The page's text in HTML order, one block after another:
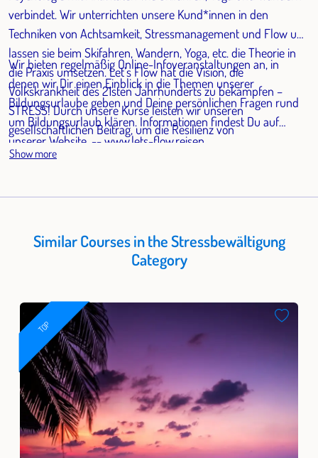
verbindet. Wir unterrichten unsere Kund*innen in den
Techniken von Achtsamkeit, Stressmanagement und Flow und
lassen sie beim Skifahren, Wandern, Yoga, etc. die Theorie in
die Praxis umsetzen. Let’s Flow hat die Vision, die
Volkskrankheit des 21sten Jahrhunderts zu bekämpfen –
STRESS! Durch unsere Kurse leisten wir unseren
gesellschaftlichen Beitrag, um die Resilienz von
Arbeitnehmenden zu steigern und ihr Burnout Risiko zu
Wir bieten regelmäßig Online-Infoveranstaltungen an, in
denen wir Dir einen Einblick in die Themen unserer
Bildungsurlaube geben und Deine persönlichen Fragen rund
um Bildungsurlaub klären. Informationen findest Du auf
unserer Website. -- www.lets-flow.reisen
Show more
Similar Courses in the Stressbewältigung
Category
TOP